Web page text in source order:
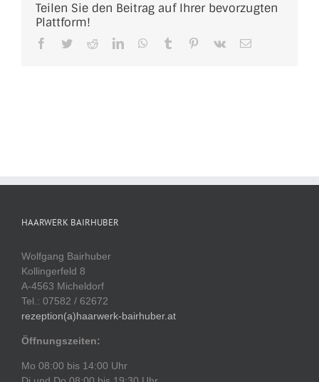
Teilen Sie den Beitrag auf Ihrer bevorzugten
Plattform!
Facebook
TwitterRedditLinkedInWhatsApp
Tumblr Pinterest
Vk
E-
HAARWERK BAIRHUBER
Wolfgang Bairhuber
Kollingerfeld 8
A-4563 Micheldorf
Tel.: 07582 / 62672
rezeption(a)haarwerk-bairhuber.at
Öffnungszeiten:
Mo 08:00 bis 14:00 Uhr